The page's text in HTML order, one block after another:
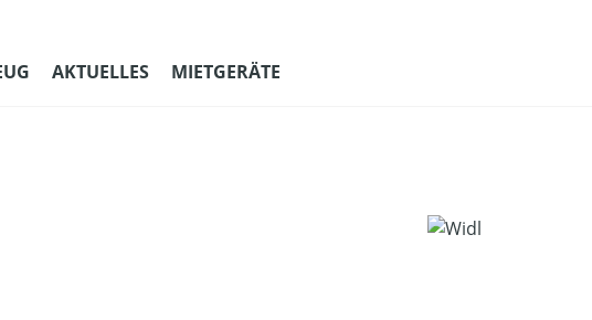
AKTUELLES MIETGERÄTE